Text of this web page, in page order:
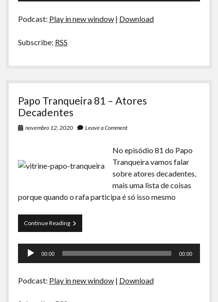
Brasileiro
Podcast: Play in new window| Download
Subscribe: RSS
Papo Tranqueira 81 – Atores
Decadentes
novembro 12, 2020 Leave a Comment
No episódio 81 do Papo
Tranqueira vamos falar
sobre atores decadentes,
mais uma lista de coisas
porque quando o rafa participa é só isso mesmo
Continue ReadingPapo
Tranqueira
Atores
Tocador
00:00 00:00
Podcast: Play in new window| Download